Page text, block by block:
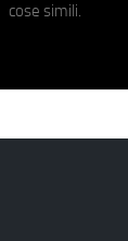
cose simili.